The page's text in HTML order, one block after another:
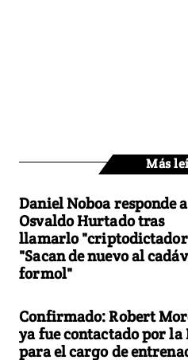
Más
Daniel Noboa responde a
Osvaldo Hurtado tras
llamarlo
"Sacan de nuevo al
formol"
Confirmado: Robert
ya fue contactado por la
para el cargo de